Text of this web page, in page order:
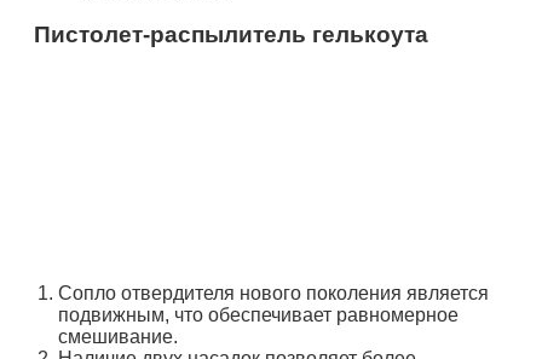
Пистолет-распылитель гелькоута
Сопло отвердителя нового поколения является
подвижным, что обеспечивает равномерное
смешивание.